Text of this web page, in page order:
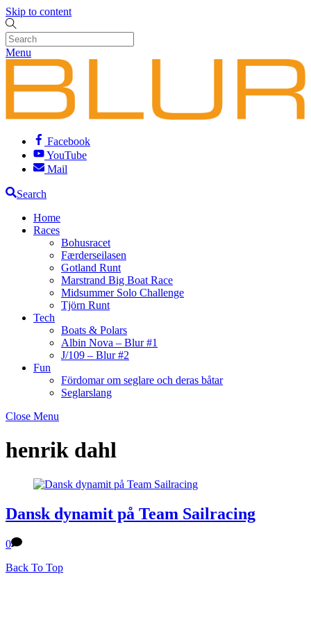
Skip to content
Menu
Facebook
YouTube
Mail
Search
Home
Races
Bohusracet
Færderseilasen
Gotland Runt
Marstrand Big Boat Race
Midsummer Solo Challenge
Tjörn Runt
Tech
Boats & Polars
Albin Nova – Blur #1
J/109 – Blur #2
Fun
Fördomar om seglare och deras båtar
Seglarslang
Close Menu
henrik dahl
Dansk dynamit på Team Sailracing
0
Back To Top